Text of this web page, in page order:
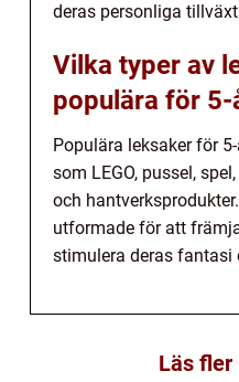
deras personliga
Vilka typer av
populära för 5-
Populära leksaker för
som LEGO, pussel,
och
utformade för att
stimulera deras fantasi
Läs fler